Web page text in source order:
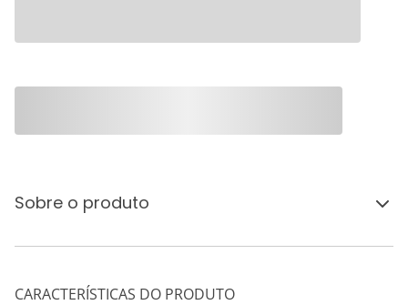
Sobre o produto
CARACTERÍSTICAS DO PRODUTO